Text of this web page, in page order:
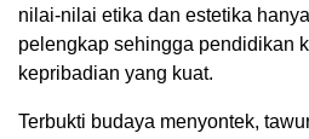
nilai-nilai etika dan estetika
pelengkap sehingga pendidikan
kepribadian yang kuat.
Terbukti budaya menyontek,